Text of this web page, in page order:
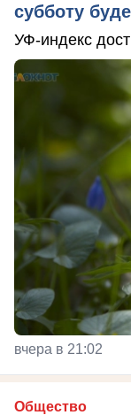
субботу
УФ-индекс
вчера в 21:02
Общество